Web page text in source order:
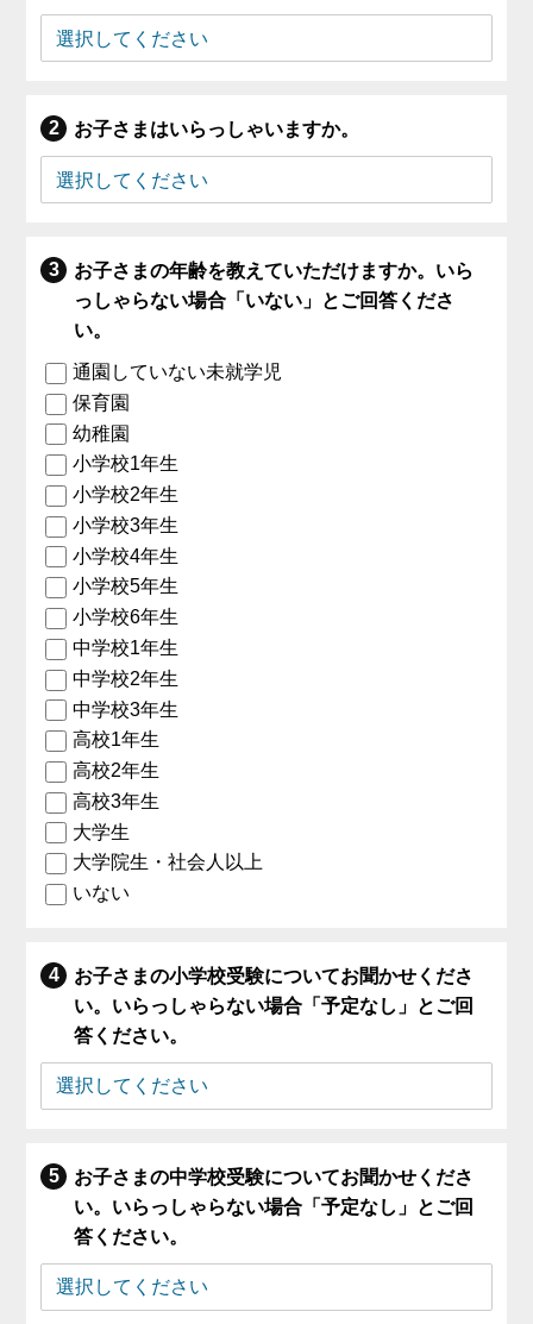
お子さまはいらっしゃいますか。
お子さまの年齢を教えていただけますか。いら
っしゃらない場合「いない」とご回答くださ
い。
通園していない未就学児
保育園
幼稚園
小学校1年生
小学校2年生
小学校3年生
小学校4年生
小学校5年生
小学校6年生
中学校1年生
中学校2年生
中学校3年生
高校1年生
高校2年生
高校3年生
大学生
大学院生・社会人以上
いない
お子さまの小学校受験についてお聞かせくださ
い。いらっしゃらない場合「予定なし」とご回
答ください。
お子さまの中学校受験についてお聞かせくださ
い。いらっしゃらない場合「予定なし」とご回
答ください。